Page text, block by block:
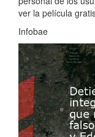
ver la película
Infobae